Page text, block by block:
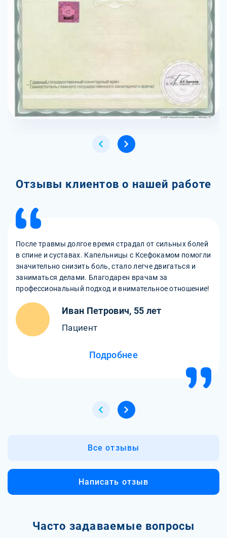
Отзывы клиентов о нашей работе
После травмы долгое время страдал от сильных болей
в спине и суставах. Капельницы с Ксефокамом помогли
значительно снизить боль, стало легче двигаться и
заниматься делами. Благодарен врачам за
профессиональный подход и внимательное отношение!
Иван Петрович, 55 лет
Пациент
Подробнее
Все отзывы
Написать отзыв
Часто задаваемые вопросы